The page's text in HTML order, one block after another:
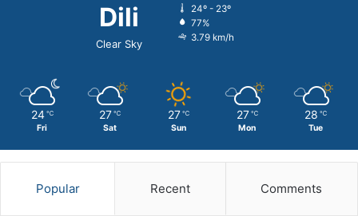
Dili
Clear Sky
24º - 23º
77%
3.79 km/h
24 ℃
Fri
27 ℃
Sat
27 ℃
Sun
27 ℃
Mon
28 ℃
Tue
Popular Recent Comments